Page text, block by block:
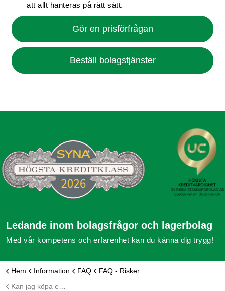
att allt hanteras på rätt sätt.
Gör en prisförfrågan
Beställ bolagstjänster
Ledande inom bolagsfrågor och lagerbolag
Med vår kompetens och erfarenhet kan du känna dig trygg!
Hem Information FAQ
FAQ - Risker med historikbolag
Kan jag köpa ett lagerbolag med historik och aktivt bankkonto?